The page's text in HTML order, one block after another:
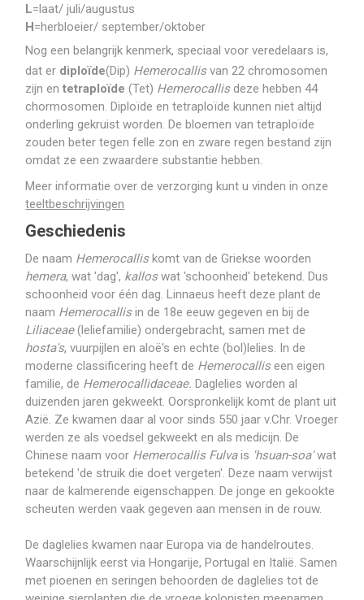
L=laat/ juli/augustus
H =herbloeier/ september/oktober
Nog een belangrijk kenmerk, speciaal voor veredelaars is,
dat er diploïde(Dip) Hemerocallisvan 22 chromosomen
zijn entetraploïde (Tet) Hemerocallisdeze hebben 44
chormosomen. Diploïde en tetraploïde kunnen niet altijd
onderling gekruist worden. De bloemen van tetraploïde
zouden beter tegen felle zon en zware regen bestand zijn
omdat ze een zwaardere substantie hebben.
Meer informatie over de verzorging kunt u vinden in onze
teeltbeschrijvingen
Geschiedenis
De naam Hemerocalliskomt van de Griekse woorden
hemera, wat 'dag', kalloswat 'schoonheid' betekend. Dus
schoonheid voor één dag. Linnaeus heeft deze plant de
naam Hemerocallisin de 18e eeuw gegeven en bij de
Liliaceae(leliefamilie) ondergebracht, samen met de
hosta's, vuurpijlen en aloë's en echte (bol)lelies. In de
moderne classificering heeft de Hemerocalliseen eigen
familie, de Hemerocallidaceae. Daglelies worden al
duizenden jaren gekweekt. Oorspronkelijk komt de plant uit
Azië. Ze kwamen daar al voor sinds 550 jaar v.Chr. Vroeger
werden ze als voedsel gekweekt en als medicijn. De
Chinese naam voor Hemerocallis Fulvais 'hsuan-soa'wat
betekend 'de struik die doet vergeten'. Deze naam verwijst
naar de kalmerende eigenschappen. De jonge en gekookte
scheuten werden vaak gegeven aan mensen in de rouw.
De daglelies kwamen naar Europa via de handelroutes.
Waarschijnlijk eerst via Hongarije, Portugal en Italië. Samen
met pioenen en seringen behoorden de daglelies tot de